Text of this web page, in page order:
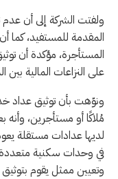
ولفتت الشركة إلى أن عدم
المقدمة للمستفيد، كما
المستأجرة، مؤكدة أن
على النزاعات المالية
ونوّهت بأن توثيق عداد
مُلاكًا أو مستأجرين، وأنه
لديها عدادات مستقلة
في وحدات سكنية
وتعيين ممثل يقوم بتوثيق